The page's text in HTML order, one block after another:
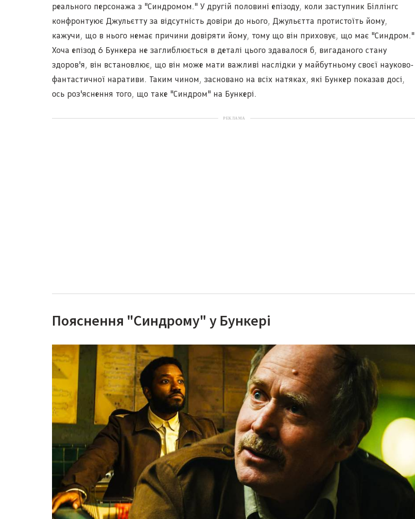
реального персонажа з "Синдромом." У другій половині епізоду, коли заступник Біллінгс
конфронтуює Джульєтту за відсутність довіри до нього, Джульєтта протистоїть йому,
кажучи, що в нього немає причини довіряти йому, тому що він приховує, що має "Синдром."
Хоча епізод 6 Бункера не заглиблюється в деталі цього здавалося б, вигаданого стану
здоров'я, він встановлює, що він може мати важливі наслідки у майбутньому своєї науково-
фантастичної наративи. Таким чином, засновано на всіх натяках, які Бункер показав досі,
ось роз'яснення того, що таке "Синдром" на Бункері.
РЕКЛАМА
Пояснення "Синдрому" у Бункері